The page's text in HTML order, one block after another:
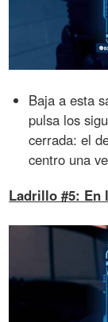
Baja a esta
pulsa los
cerrada: el
centro una
Ladrillo #5: En